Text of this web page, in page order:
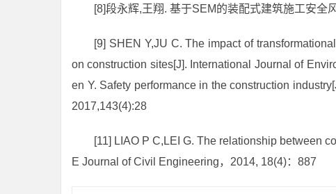
[8]段永辉,王翔. 基于SEM的装配式建筑施工安全
[9] SHEN Y,JU C. The impact of
on construction sites[J]. International Journal of
en Y. Safety performance in the construction
2017,143(4):28
[11] LIAO P C,LEI G. The relationship between
E Journal of Civil Engineering，2014, 18(4)：887